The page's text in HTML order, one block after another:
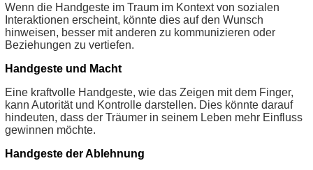
Wenn die Handgeste im Traum im Kontext von sozialen
Interaktionen erscheint, könnte dies auf den Wunsch
hinweisen, besser mit anderen zu kommunizieren oder
Beziehungen zu vertiefen.
Handgeste und Macht
Eine kraftvolle Handgeste, wie das Zeigen mit dem Finger,
kann Autorität und Kontrolle darstellen. Dies könnte darauf
hindeuten, dass der Träumer in seinem Leben mehr Einfluss
gewinnen möchte.
Handgeste der Ablehnung